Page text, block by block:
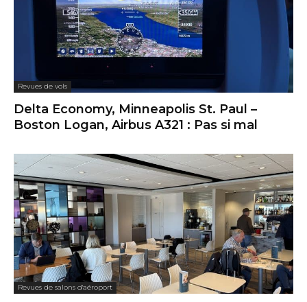
Revues de vols
Delta Economy, Minneapolis St. Paul –
Boston Logan, Airbus A321 : Pas si mal
Revues de salons d'aéroport